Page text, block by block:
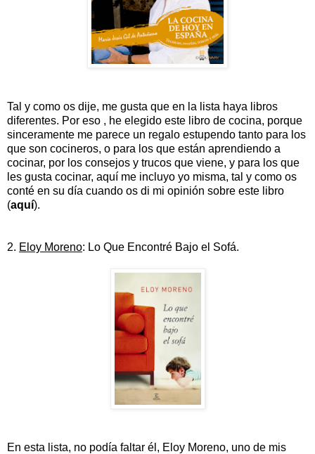
Tal y como os dije, me gusta que en la lista haya libros
diferentes. Por eso , he elegido este libro de cocina, porque
sinceramente me parece un regalo estupendo tanto para los
que son cocineros, o para los que están aprendiendo a
cocinar, por los consejos y trucos que viene, y para los que
les gusta cocinar, aquí me incluyo yo misma, tal y como os
conté en su día cuando os di mi opinión sobre este libro
(aquí).
2. Eloy Moreno: Lo Que Encontré Bajo el Sofá.
En esta lista, no podía faltar él, Eloy Moreno, uno de mis